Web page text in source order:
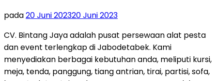
pada20 Juni 202320 Juni 2023
CV. Bintang Jaya adalah pusat persewaan alat pesta
dan event terlengkap di Jabodetabek. Kami
menyediakan berbagai kebutuhan anda, meliputi kursi,
meja, tenda, panggung, tiang antrian, tirai, partisi, sofa,